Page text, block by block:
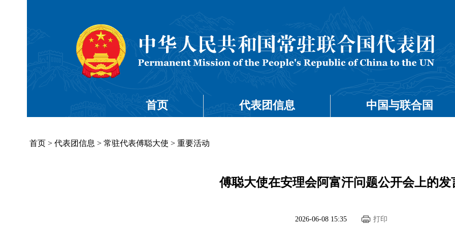
首页 代表团信息 中国与联合国
首页 > 代表团信息 > 常驻代表傅聪大使 > 重要活动
傅聪大使在安理会阿富汗问题公开会上的发
2026-06-08 15:35 打印